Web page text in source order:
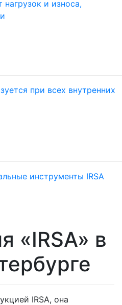
и износа,
при всех внутренних
инструменты IRSA
«IRSA» в
IRSA, она